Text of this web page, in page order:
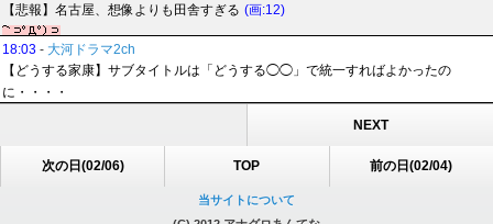
【悲報】名古屋、想像よりも田舎すぎる (画:12)
18:03 - 大河ドラマ2ch
【どうする家康】サブタイトルは「どうする◯◯」で統一すればよかったの
に・・・・
NEXT
次の日(02/06) TOP 前の日(02/04)
当サイトについて